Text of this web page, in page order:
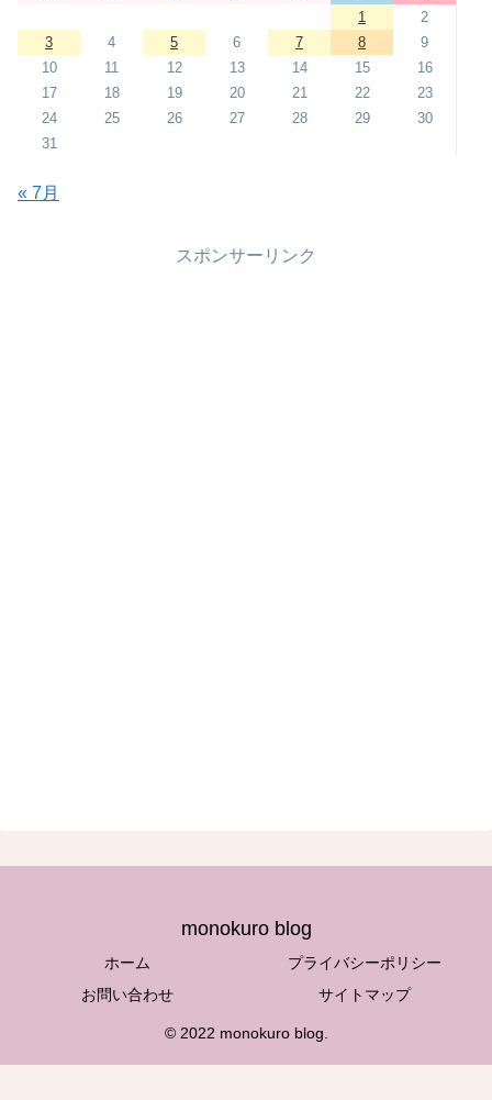
1
2
3
4 5 6 7 8
9
10
11 12 13 14 15
16
17
18 19 20 21 22
23
24
25 26 27 28 29
30
31
« 7月
スポンサーリンク
monokuro blog
ホーム
プライバシーポリシー
お問い合わせ
サイトマップ
© 2022 monokuro blog.